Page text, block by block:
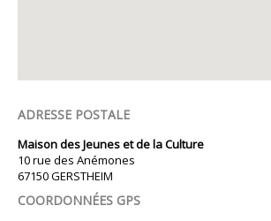
ADRESSE POSTALE
Maison des Jeunes et de la Culture
10 rue des Anémones
67150 GERSTHEIM
COORDONNÉES GPS